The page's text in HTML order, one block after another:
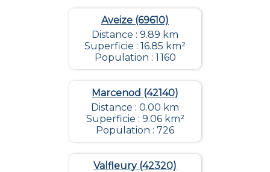
Aveize (69610)
Distance : 9.89 km
Superficie : 16.85 km²
Population : 1 160
Marcenod (42140)
Distance : 0.00 km
Superficie : 9.06 km²
Population : 726
Valfleury (42320)